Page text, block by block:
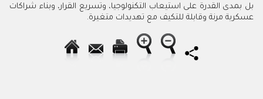
بل بمدى القدرة على استيعاب التكنولوجيا، وتسريع القرار، وبناء شراكات
عسكرية مرنة وقابلة للتكيف مع تهديدات متغيرة.